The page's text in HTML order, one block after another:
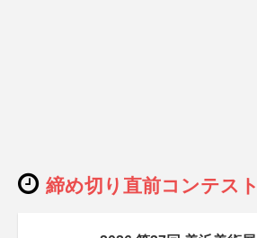
締め切り直前コンテスト